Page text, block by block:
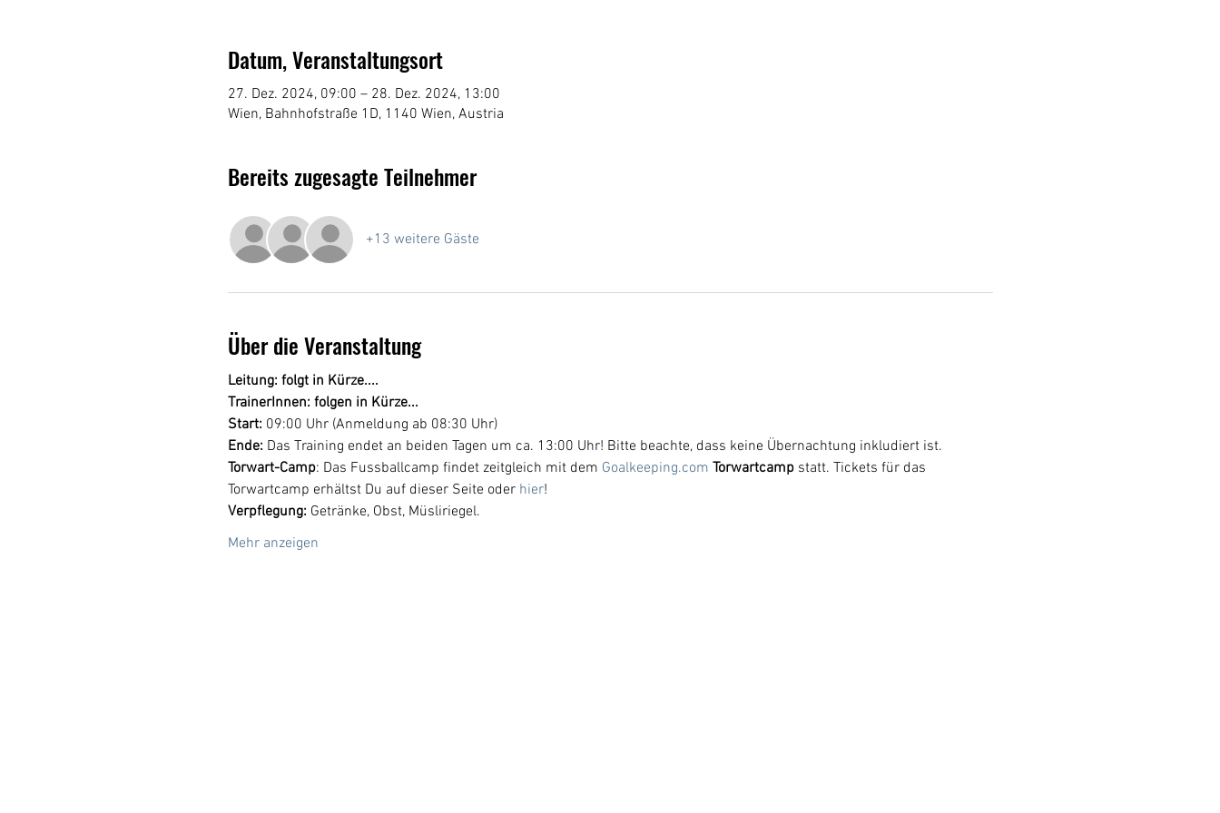
Datum, Veranstaltungsort
27. Dez. 2024, 09:00 – 28. Dez. 2024, 13:00
Wien, Bahnhofstraße 1D, 1140 Wien, Austria
Bereits zugesagte Teilnehmer
+13 weitere Gäste
Über die Veranstaltung
Leitung: folgt in Kürze....
TrainerInnen: folgen in Kürze...
Start: 09:00 Uhr (Anmeldung ab 08:30 Uhr)
Ende: Das Training endet an beiden Tagen um ca. 13:00 Uhr! Bitte beachte, dass keine Übernachtung inkludiert ist.
Torwart-Camp: Das Fussballcamp findet zeitgleich mit dem Goalkeeping.com Torwartcamp statt. Tickets für das
Torwartcamp erhältst Du auf dieser Seite oder hier!
Verpflegung: Getränke, Obst, Müsliriegel.
Mehr anzeigen